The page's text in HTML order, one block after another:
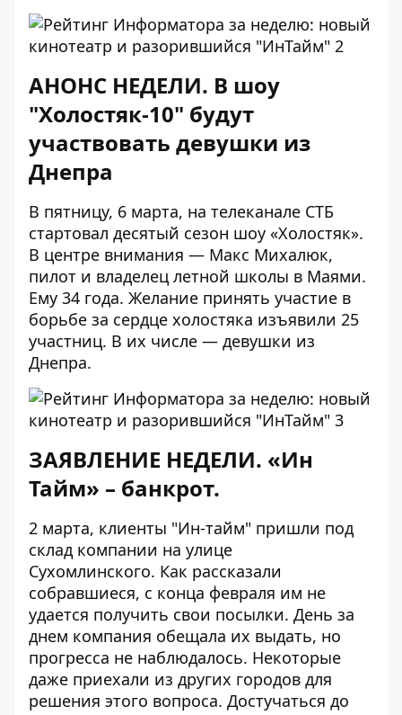
АНОНС НЕДЕЛИ. В шоу
"Холостяк-10" будут
участвовать девушки из
Днепра
В пятницу, 6 марта, на телеканале СТБ
стартовал десятый сезон шоу «Холостяк».
В центре внимания — Макс Михалюк,
пилот и владелец летной школы в Маями.
Ему 34 года. Желание принять участие в
борьбе за сердце холостяка изъявили 25
участниц. В их числе — девушки из
Днепра.
ЗАЯВЛЕНИЕ НЕДЕЛИ. «Ин
Тайм» – банкрот.
2 марта, клиенты "Ин-тайм" пришли под
склад компании на улице
Сухомлинского. Как рассказали
собравшиеся, с конца февраля им не
удается получить свои посылки. День за
днем компания обещала их выдать, но
прогресса не наблюдалось. Некоторые
даже приехали из других городов для
решения этого вопроса. Достучаться до